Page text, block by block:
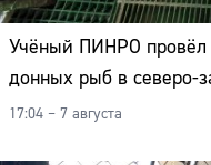
Учёный ПИНРО провёл
донных рыб в северо-
17:04 – 7 августа